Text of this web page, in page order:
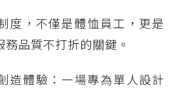
度，不僅是體恤員工，更是
品質不打折的關鍵。
造體驗：一場專為單人設計